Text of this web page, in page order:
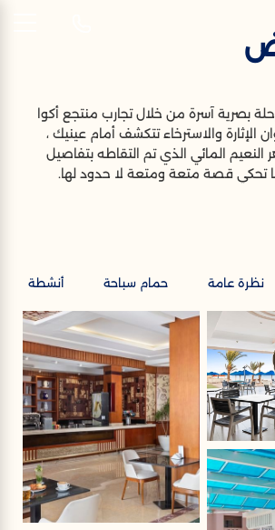
بصرية آسرة من خلال تجارب منتجع أكوا
الإثارة والاسترخاء تتكشف أمام عينيك ،
المائي الذي تم التقاطه بتفاصيل
تحكي قصة متعة ومتعة لا حدود لها.
نظرة عامة حمام سباحة أنشطة